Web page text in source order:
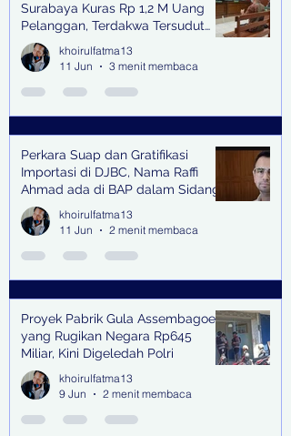
Surabaya Kuras Rp 1,2 M Uang
Pelanggan, Terdakwa Tersudut
oleh Keterangan Saksi Kunci
khoirulfatma13
11 Jun
3 menit membaca
Perkara Suap dan Gratifikasi
Importasi di DJBC, Nama Raffi
Ahmad ada di BAP dalam Sidang
khoirulfatma13
11 Jun
2 menit membaca
Proyek Pabrik Gula Assembagoes
yang Rugikan Negara Rp645
Miliar, Kini Digeledah Polri
khoirulfatma13
9 Jun
2 menit membaca